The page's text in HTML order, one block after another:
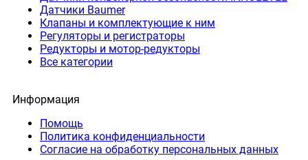
Датчики Baumer
Клапаны и комплектующие к ним
Регуляторы и регистраторы
Редукторы и мотор-редукторы
Все категории
Информация
Помощь
Политика конфиденциальности
Согласие на обработку персональных данных